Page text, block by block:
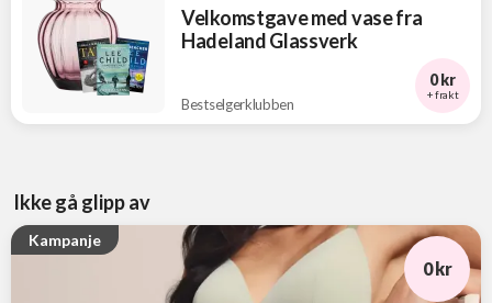
Velkomstgave med vase fra
Hadeland Glassverk
Bestselgerklubben
0 kr
+ frakt
Ikke gå glipp av
Kampanje
0 kr